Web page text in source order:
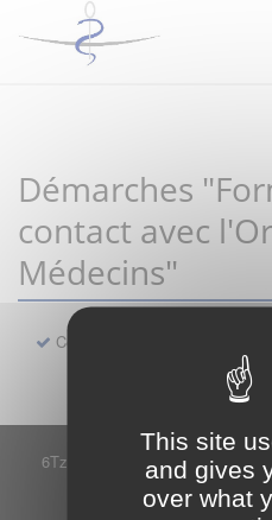
This site
and gives
over what
Démarches
contact avec
Médecins"
Contact
6Tzen ©2015 - Tous droits
Plan du site
Ce service est